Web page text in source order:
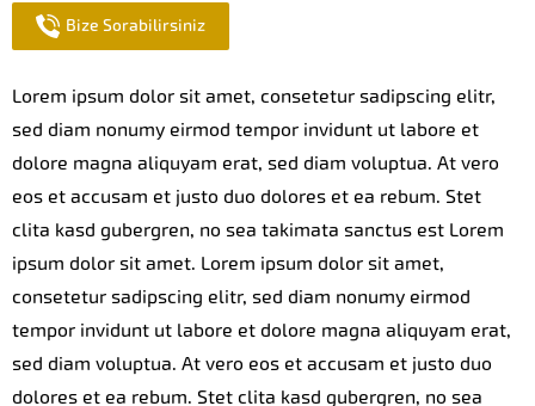
Bize Sorabilirsiniz
Lorem ipsum dolor sit amet, consetetur sadipscing elitr,
sed diam nonumy eirmod tempor invidunt ut labore et
dolore magna aliquyam erat, sed diam voluptua. At vero
eos et accusam et justo duo dolores et ea rebum. Stet
clita kasd gubergren, no sea takimata sanctus est Lorem
ipsum dolor sit amet. Lorem ipsum dolor sit amet,
consetetur sadipscing elitr, sed diam nonumy eirmod
tempor invidunt ut labore et dolore magna aliquyam erat,
sed diam voluptua. At vero eos et accusam et justo duo
dolores et ea rebum. Stet clita kasd gubergren, no sea